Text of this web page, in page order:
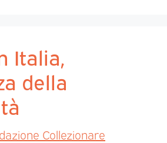
Italia,
della
Collezionare